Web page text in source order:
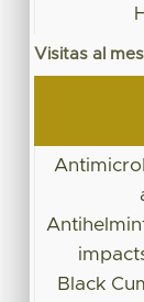
Visitas al mes
Black